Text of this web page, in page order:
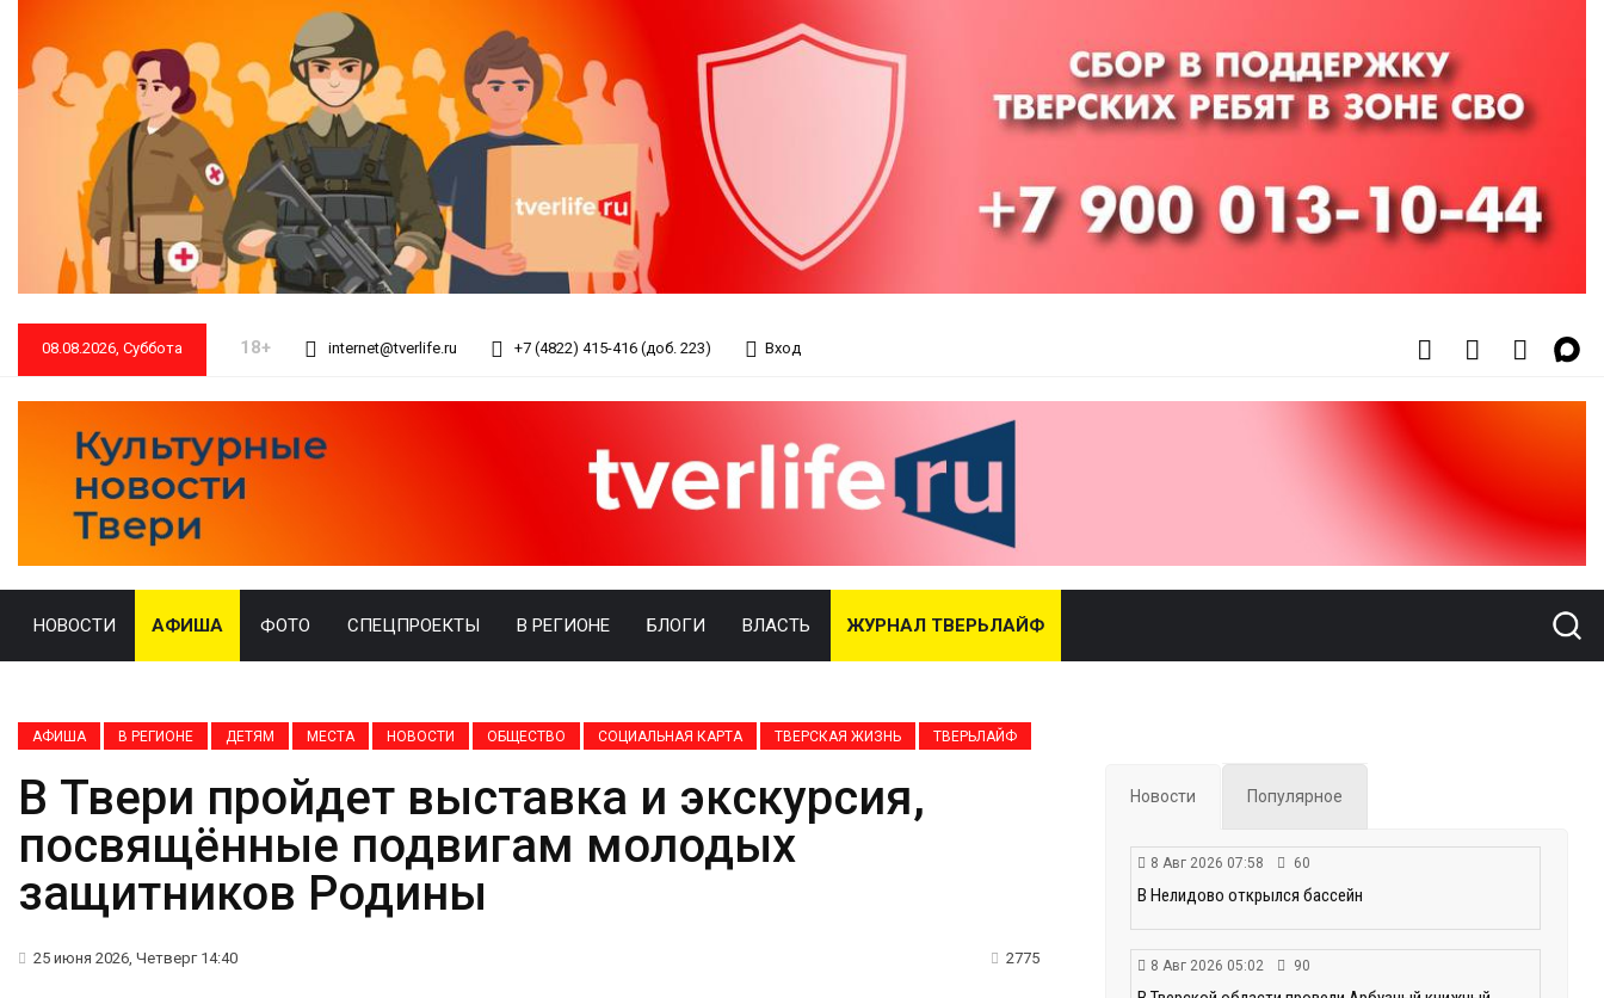
08.08.2026, Суббота 18+ internet@tverlife.ru +7 (4822) 415-416 (доб. 223) Вход
НОВОСТИ АФИША ФОТО СПЕЦПРОЕКТЫ В РЕГИОНЕ БЛОГИ ВЛАСТЬ ЖУРНАЛ ТВЕРЬЛАЙФ
АФИША В РЕГИОНЕ ДЕТЯМ МЕСТА НОВОСТИ ОБЩЕСТВО СОЦИАЛЬНАЯ КАРТА ТВЕРСКАЯ ЖИЗНЬ ТВЕРЬЛАЙФ
В Твери пройдет выставка и экскурсия,
посвящённые подвигам молодых
защитников Родины
25 июня 2026, Четверг 14:40 2775
Новости Популярное
8 Авг 2026 07:58 60
В Нелидово открылся бассейн
8 Авг 2026 05:02 90